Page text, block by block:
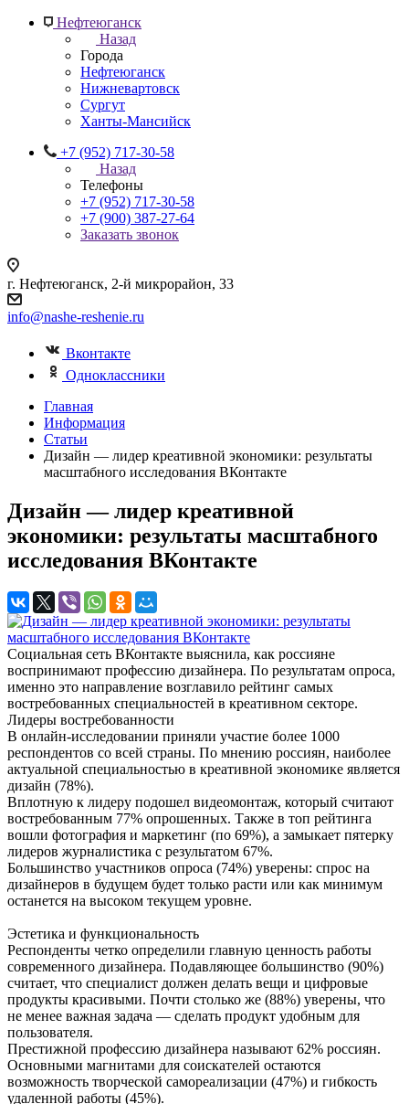
Нефтеюганск
Назад
Города
Нефтеюганск
Нижневартовск
Сургут
Ханты-Мансийск
+7 (952) 717-30-58
Назад
Телефоны
+7 (952) 717-30-58
+7 (900) 387-27-64
Заказать звонок
г. Нефтеюганск, 2-й микрорайон, 33
info@nashe-reshenie.ru
Вконтакте
Одноклассники
Главная
Информация
Статьи
Дизайн — лидер креативной экономики: результаты
масштабного исследования ВКонтакте
Дизайн — лидер креативной
экономики: результаты масштабного
исследования ВКонтакте
Социальная сеть ВКонтакте выяснила, как россияне
воспринимают профессию дизайнера. По результатам опроса,
именно это направление возглавило рейтинг самых
востребованных специальностей в креативном секторе.
Лидеры востребованности
В онлайн-исследовании приняли участие более 1000
респондентов со всей страны. По мнению россиян, наиболее
актуальной специальностью в креативной экономике является
дизайн (78%).
Вплотную к лидеру подошел видеомонтаж, который считают
востребованным 77% опрошенных. Также в топ рейтинга
вошли фотография и маркетинг (по 69%), а замыкает пятерку
лидеров журналистика с результатом 67%.
Большинство участников опроса (74%) уверены: спрос на
дизайнеров в будущем будет только расти или как минимум
останется на высоком текущем уровне.
Эстетика и функциональность
Респонденты четко определили главную ценность работы
современного дизайнера. Подавляющее большинство (90%)
считает, что специалист должен делать вещи и цифровые
продукты красивыми. Почти столько же (88%) уверены, что
не менее важная задача — сделать продукт удобным для
пользователя.
Престижной профессию дизайнера называют 62% россиян.
Основными магнитами для соискателей остаются
возможность творческой самореализации (47%) и гибкость
удаленной работы (45%).